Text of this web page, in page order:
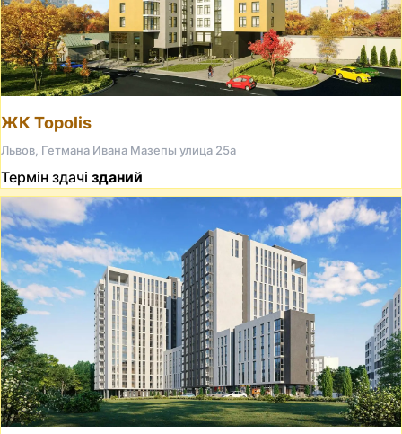
ЖК Topolis
Львов, Гетмана Ивана Мазепы улица 25а
Термін здачі зданий